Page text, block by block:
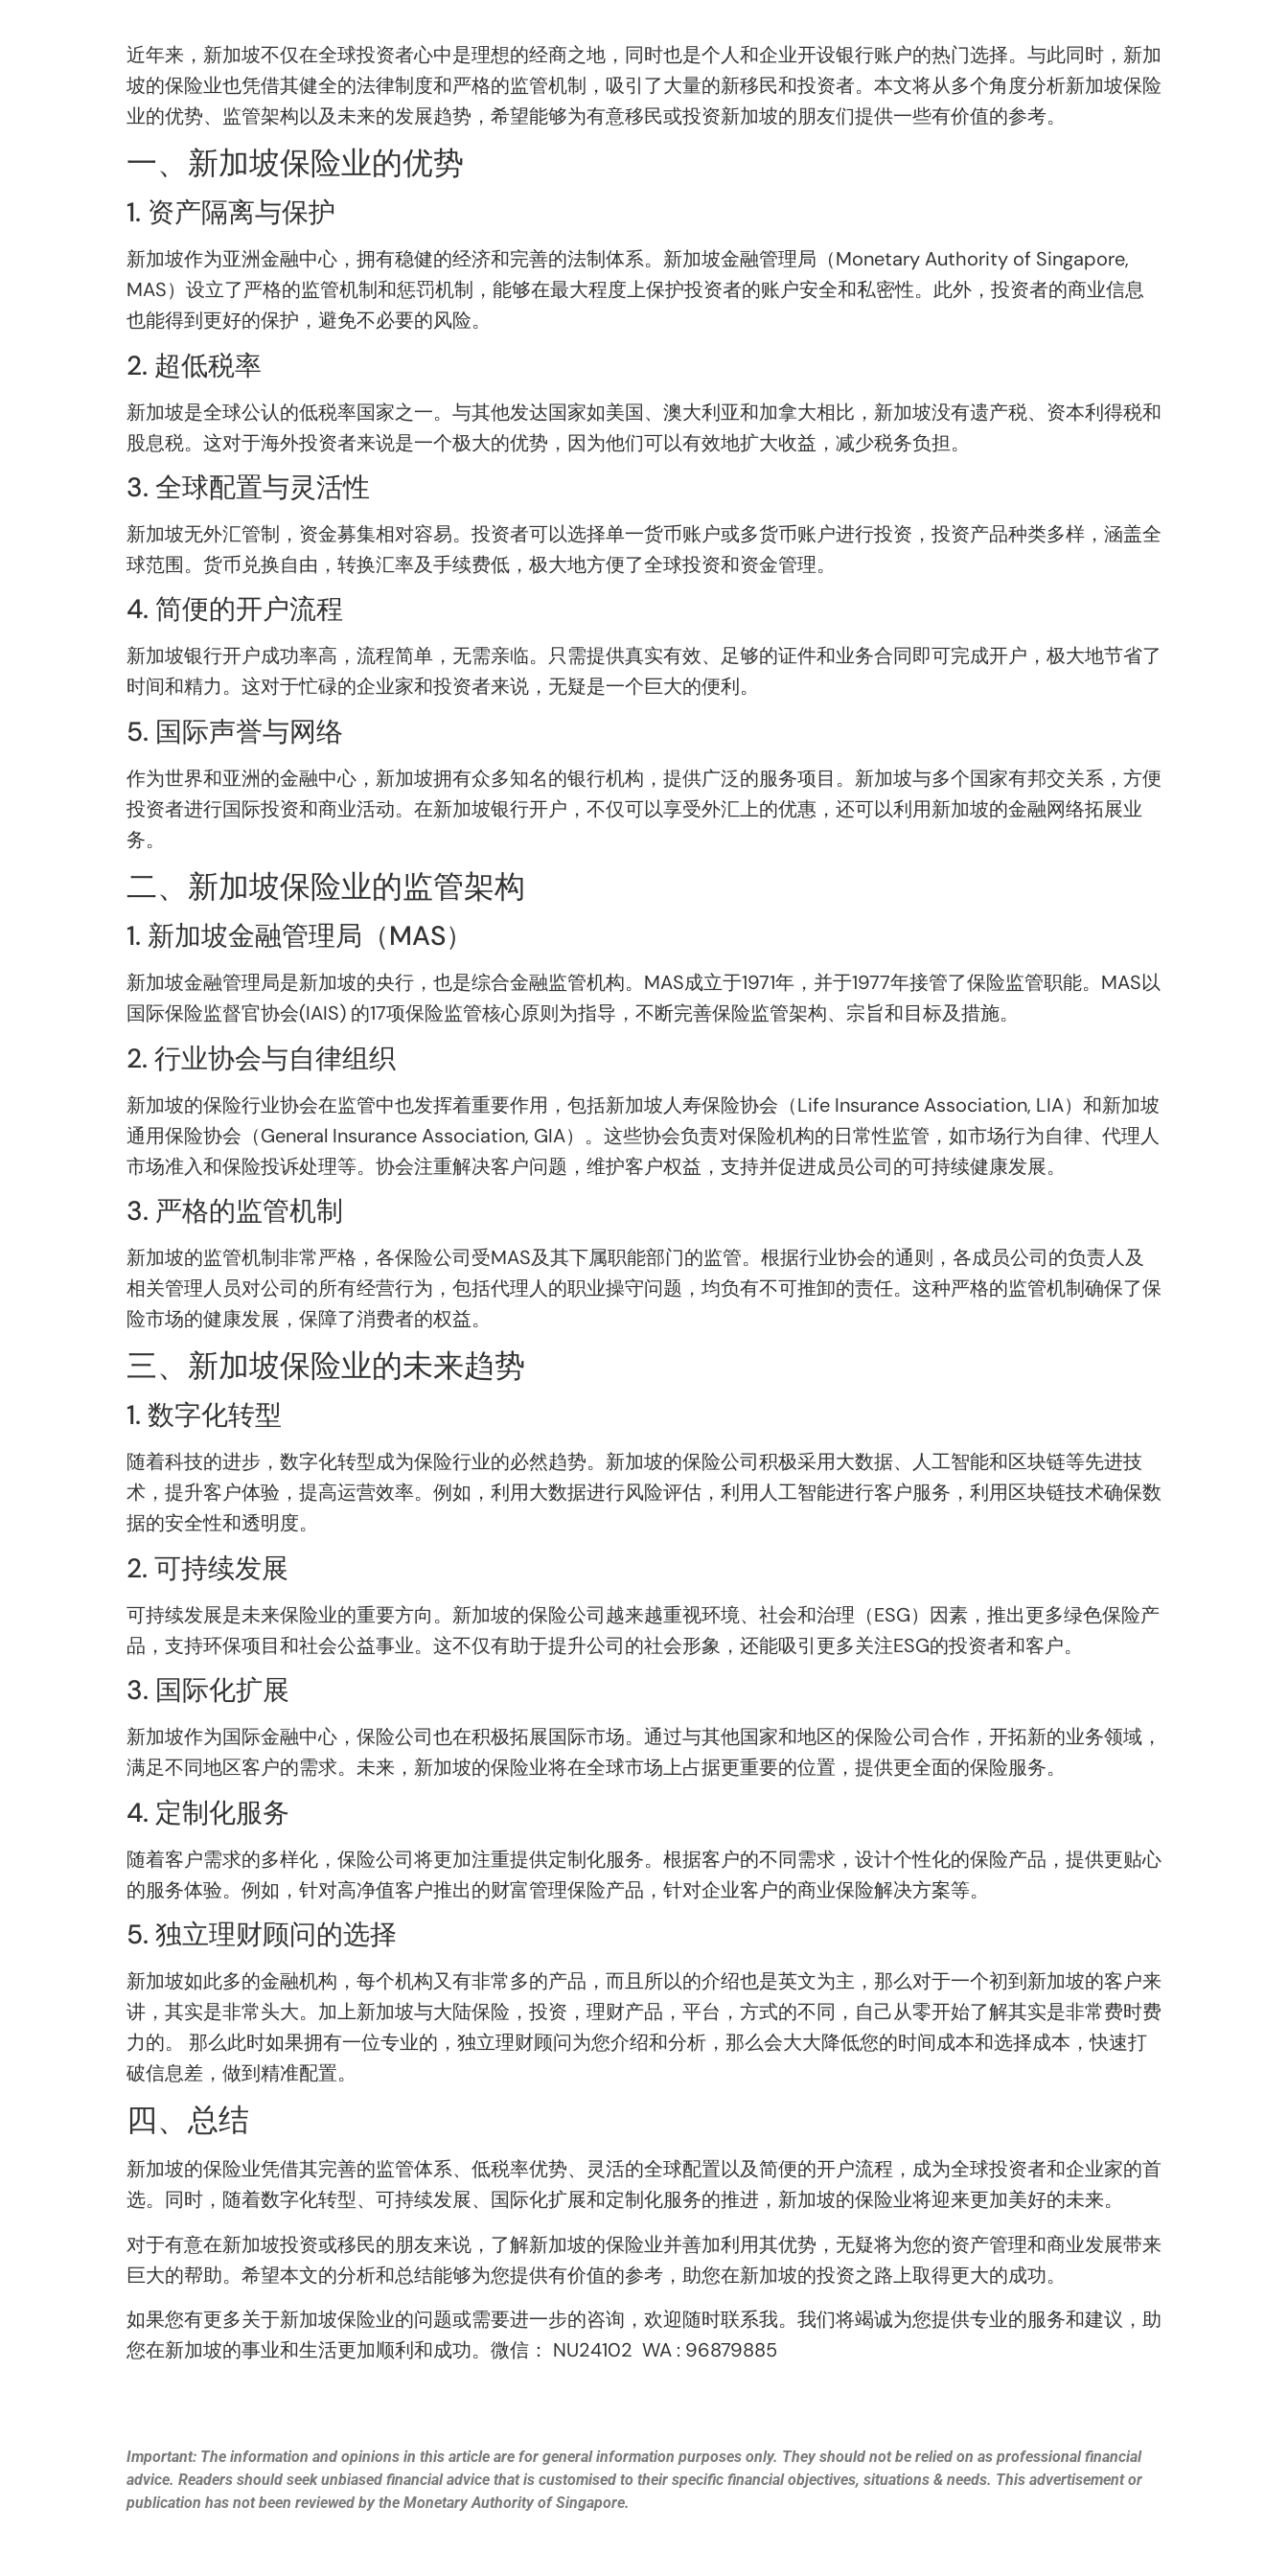
近年来，新加坡不仅在全球投资者心中是理想的经商之地，同时也是个人和企业开设银行账户的热门选择。与此同时，新加
坡的保险业也凭借其健全的法律制度和严格的监管机制，吸引了大量的新移民和投资者。本文将从多个角度分析新加坡保险
业的优势、监管架构以及未来的发展趋势，希望能够为有意移民或投资新加坡的朋友们提供一些有价值的参考。
一、新加坡保险业的优势
1. 资产隔离与保护
新加坡作为亚洲金融中心，拥有稳健的经济和完善的法制体系。新加坡金融管理局（Monetary Authority of Singapore,
MAS）设立了严格的监管机制和惩罚机制，能够在最大程度上保护投资者的账户安全和私密性。此外，投资者的商业信息
也能得到更好的保护，避免不必要的风险。
2. 超低税率
新加坡是全球公认的低税率国家之一。与其他发达国家如美国、澳大利亚和加拿大相比，新加坡没有遗产税、资本利得税和
股息税。这对于海外投资者来说是一个极大的优势，因为他们可以有效地扩大收益，减少税务负担。
3. 全球配置与灵活性
新加坡无外汇管制，资金募集相对容易。投资者可以选择单一货币账户或多货币账户进行投资，投资产品种类多样，涵盖全
球范围。货币兑换自由，转换汇率及手续费低，极大地方便了全球投资和资金管理。
4. 简便的开户流程
新加坡银行开户成功率高，流程简单，无需亲临。只需提供真实有效、足够的证件和业务合同即可完成开户，极大地节省了
时间和精力。这对于忙碌的企业家和投资者来说，无疑是一个巨大的便利。
5. 国际声誉与网络
作为世界和亚洲的金融中心，新加坡拥有众多知名的银行机构，提供广泛的服务项目。新加坡与多个国家有邦交关系，方便
投资者进行国际投资和商业活动。在新加坡银行开户，不仅可以享受外汇上的优惠，还可以利用新加坡的金融网络拓展业
务。
二、新加坡保险业的监管架构
1. 新加坡金融管理局（MAS）
新加坡金融管理局是新加坡的央行，也是综合金融监管机构。MAS成立于1971年，并于1977年接管了保险监管职能。MAS以
国际保险监督官协会(IAIS) 的17项保险监管核心原则为指导，不断完善保险监管架构、宗旨和目标及措施。
2. 行业协会与自律组织
新加坡的保险行业协会在监管中也发挥着重要作用，包括新加坡人寿保险协会（Life Insurance Association, LIA）和新加坡
通用保险协会（General Insurance Association, GIA）。这些协会负责对保险机构的日常性监管，如市场行为自律、代理人
市场准入和保险投诉处理等。协会注重解决客户问题，维护客户权益，支持并促进成员公司的可持续健康发展。
3. 严格的监管机制
新加坡的监管机制非常严格，各保险公司受MAS及其下属职能部门的监管。根据行业协会的通则，各成员公司的负责人及
相关管理人员对公司的所有经营行为，包括代理人的职业操守问题，均负有不可推卸的责任。这种严格的监管机制确保了保
险市场的健康发展，保障了消费者的权益。
三、新加坡保险业的未来趋势
1. 数字化转型
随着科技的进步，数字化转型成为保险行业的必然趋势。新加坡的保险公司积极采用大数据、人工智能和区块链等先进技
术，提升客户体验，提高运营效率。例如，利用大数据进行风险评估，利用人工智能进行客户服务，利用区块链技术确保数
据的安全性和透明度。
2. 可持续发展
可持续发展是未来保险业的重要方向。新加坡的保险公司越来越重视环境、社会和治理（ESG）因素，推出更多绿色保险产
品，支持环保项目和社会公益事业。这不仅有助于提升公司的社会形象，还能吸引更多关注ESG的投资者和客户。
3. 国际化扩展
新加坡作为国际金融中心，保险公司也在积极拓展国际市场。通过与其他国家和地区的保险公司合作，开拓新的业务领域，
满足不同地区客户的需求。未来，新加坡的保险业将在全球市场上占据更重要的位置，提供更全面的保险服务。
4. 定制化服务
随着客户需求的多样化，保险公司将更加注重提供定制化服务。根据客户的不同需求，设计个性化的保险产品，提供更贴心
的服务体验。例如，针对高净值客户推出的财富管理保险产品，针对企业客户的商业保险解决方案等。
5. 独立理财顾问的选择
新加坡如此多的金融机构，每个机构又有非常多的产品，而且所以的介绍也是英文为主，那么对于一个初到新加坡的客户来
讲，其实是非常头大。加上新加坡与大陆保险，投资，理财产品，平台，方式的不同，自己从零开始了解其实是非常费时费
力的。 那么此时如果拥有一位专业的，独立理财顾问为您介绍和分析，那么会大大降低您的时间成本和选择成本，快速打
破信息差，做到精准配置。
四、总结
新加坡的保险业凭借其完善的监管体系、低税率优势、灵活的全球配置以及简便的开户流程，成为全球投资者和企业家的首
选。同时，随着数字化转型、可持续发展、国际化扩展和定制化服务的推进，新加坡的保险业将迎来更加美好的未来。
对于有意在新加坡投资或移民的朋友来说，了解新加坡的保险业并善加利用其优势，无疑将为您的资产管理和商业发展带来
巨大的帮助。希望本文的分析和总结能够为您提供有价值的参考，助您在新加坡的投资之路上取得更大的成功。
如果您有更多关于新加坡保险业的问题或需要进一步的咨询，欢迎随时联系我。我们将竭诚为您提供专业的服务和建议，助
您在新加坡的事业和生活更加顺利和成功。微信： NU24102 WA : 96879885
Important: The information and opinions in this article are for general information purposes only. They should not be relied on as professional financial
advice. Readers should seek unbiased financial advice that is customised to their specific financial objectives, situations & needs. This advertisement or
publication has not been reviewed by the Monetary Authority of Singapore.